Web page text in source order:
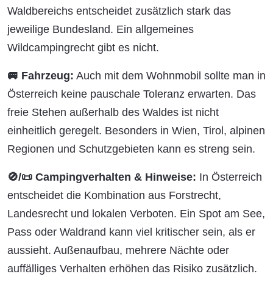
Waldbereichs entscheidet zusätzlich stark das
jeweilige Bundesland. Ein allgemeines
Wildcampingrecht gibt es nicht.
🚐 Fahrzeug: Auch mit dem Wohnmobil sollte man in
Österreich keine pauschale Toleranz erwarten. Das
freie Stehen außerhalb des Waldes ist nicht
einheitlich geregelt. Besonders in Wien, Tirol, alpinen
Regionen und Schutzgebieten kann es streng sein.
🚫/📜 Campingverhalten & Hinweise: In Österreich
entscheidet die Kombination aus Forstrecht,
Landesrecht und lokalen Verboten. Ein Spot am See,
Pass oder Waldrand kann viel kritischer sein, als er
aussieht. Außenaufbau, mehrere Nächte oder
auffälliges Verhalten erhöhen das Risiko zusätzlich.